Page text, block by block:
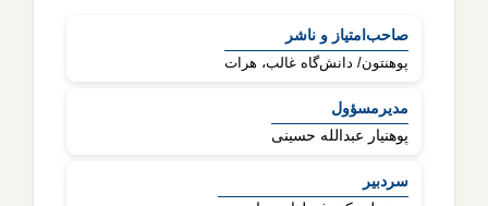
شناسۀ
مجله
صاحب‌امتیاز و ناشر
پوهنتون/ دانش‌گاه غالب، هرات
مدیرمسؤول
پوهنیار عبدالله حسینی
سردبیر